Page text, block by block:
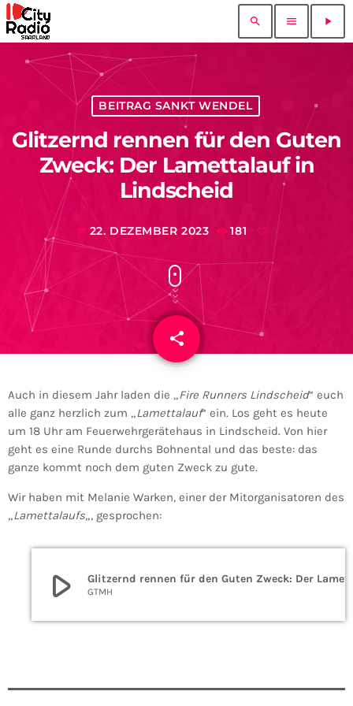
search menu play_arrow
BEITRAG SANKT WENDEL
Glitzernd rennen für den Guten
Zweck: Der Lamettalauf in
Lindscheid
today 22. DEZEMBER 2023 181
share
email
Auch in diesem Jahr laden die „Fire Runners Lindscheid“ euch
alle ganz herzlich zum „Lamettalauf“ ein. Los geht es heute
um 18 Uhr am Feuerwehrgerätehaus in Lindscheid. Von hier
geht es eine Runde durchs Bohnental und das beste: das
ganze kommt noch dem guten Zweck zu gute.
Wir haben mit Melanie Warken, einer der Mitorganisatoren des
„Lamettalaufs„, gesprochen:
play_arrow GTMH